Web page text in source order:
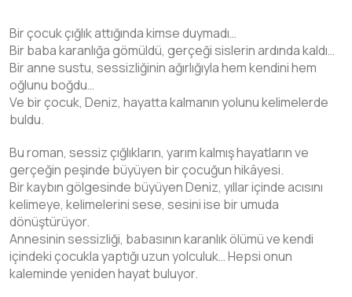
Bir çocuk çığlık attığında kimse duymadı…
Bir baba karanlığa gömüldü, gerçeği sislerin ardında kaldı…
Bir anne sustu, sessizliğinin ağırlığıyla hem kendini hem
oğlunu boğdu…
Ve bir çocuk, Deniz, hayatta kalmanın yolunu kelimelerde
buldu.
Bu roman, sessiz çığlıkların, yarım kalmış hayatların ve
gerçeğin peşinde büyüyen bir çocuğun hikâyesi.
Bir kaybın gölgesinde büyüyen Deniz, yıllar içinde acısını
kelimeye, kelimelerini sese, sesini ise bir umuda
dönüştürüyor.
Annesinin sessizliği, babasının karanlık ölümü ve kendi
içindeki çocukla yaptığı uzun yolculuk… Hepsi onun
kaleminde yeniden hayat buluyor.